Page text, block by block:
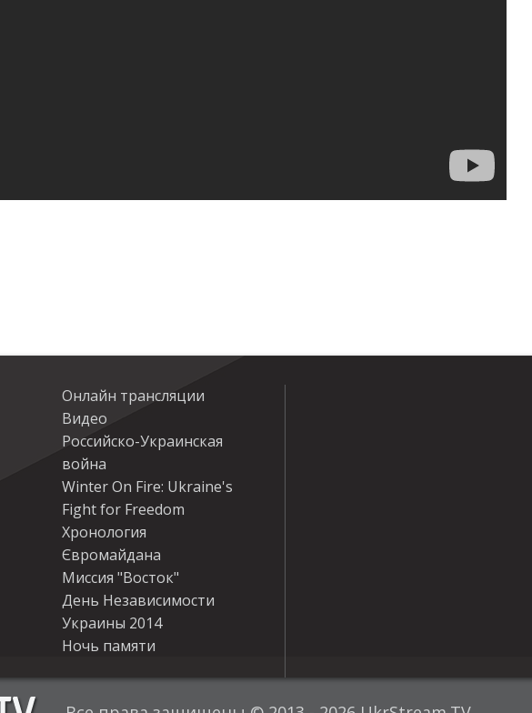
Онлайн трансляции
Видео
Российско-Украинская
война
Winter On Fire: Ukraine's
Fight for Freedom
Хронология
Євромайдана
Миссия "Восток"
День Независимости
Украины 2014
Ночь памяти